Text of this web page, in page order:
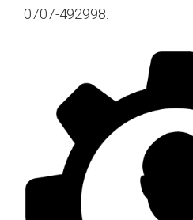
0707-492998.